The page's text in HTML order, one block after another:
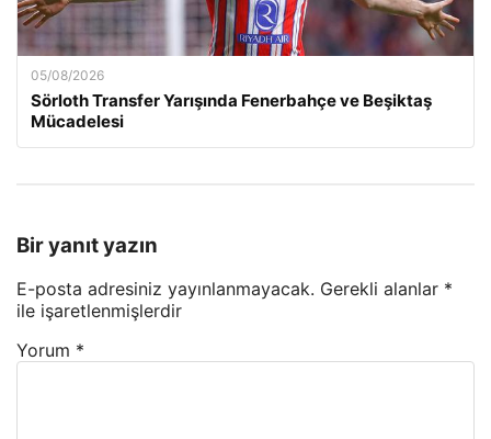
05/08/2026
Sörloth Transfer Yarışında Fenerbahçe ve Beşiktaş
Mücadelesi
Bir yanıt yazın
E-posta adresiniz yayınlanmayacak. Gerekli alanlar *
ile işaretlenmişlerdir
Yorum *